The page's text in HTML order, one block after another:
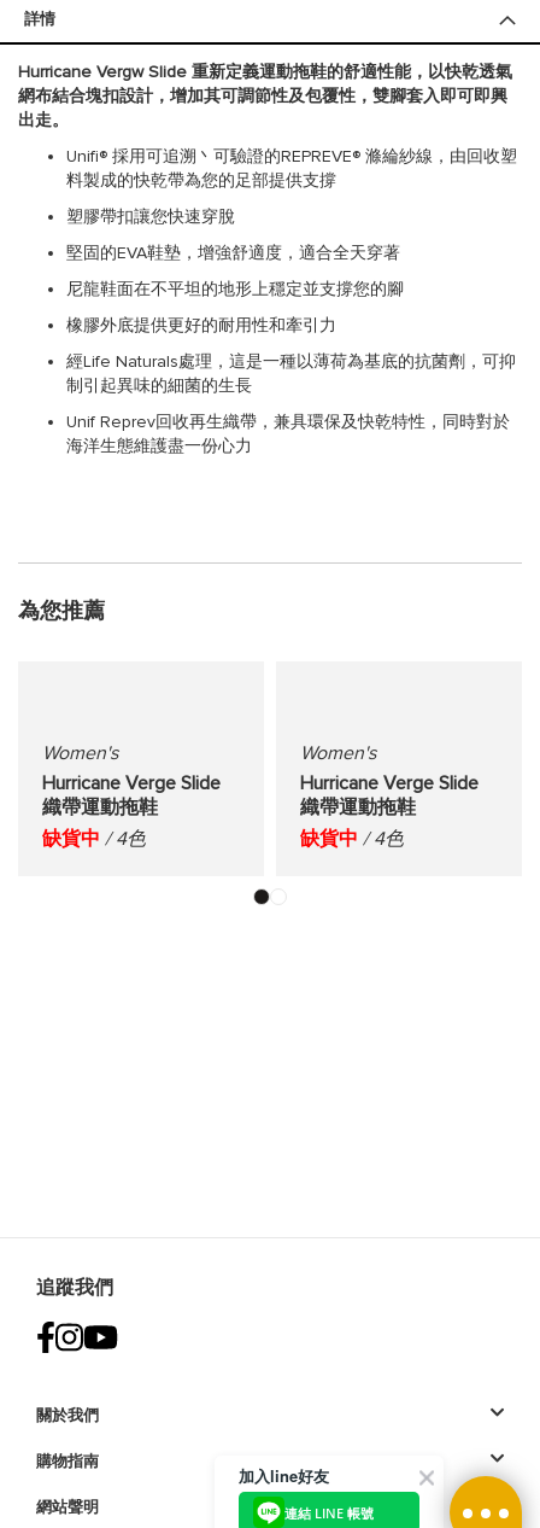
詳情
Hurricane Vergw Slide 重新定義運動拖鞋的舒適性能，以快乾透氣
網布結合塊扣設計，增加其可調節性及包覆性，雙腳套入即可即興
出走。
Unifi® 採用可追溯丶可驗證的REPREVE® 滌綸紗線，由回收塑
料製成的快乾帶為您的足部提供支撐
塑膠帶扣讓您快速穿脫
堅固的EVA鞋墊，增強舒適度，適合全天穿著
尼龍鞋面在不平坦的地形上穩定並支撐您的腳
橡膠外底提供更好的耐用性和牽引力
經Life Naturals處理，這是一種以薄荷為基底的抗菌劑，可抑
制引起異味的細菌的生長
Unif Reprev回收再生織帶，兼具環保及快乾特性，同時對於
海洋生態維護盡一份心力
為您推薦
Women's
Hurricane Verge Slide
織帶運動拖鞋
缺貨中 / 4色
Women's
Hurricane Verge Slide
織帶運動拖鞋
缺貨中 / 4色
追蹤我們
關於我們
購物指南
網站聲明
加入line好友
連結 LINE 帳號